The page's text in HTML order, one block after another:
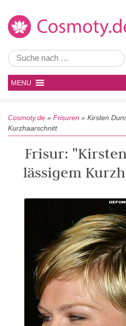
MENU
Cosmoty.de » Frisuren » Kirsten
Kurzhaarschnitt
Frisur:
lässigem